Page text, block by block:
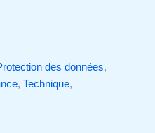
des données,
, Technique,